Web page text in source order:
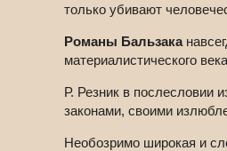
только убивают
Романы Бальзака
материалистического
Р. Резник в послесловии
законами, своими
Необозримо широкая и